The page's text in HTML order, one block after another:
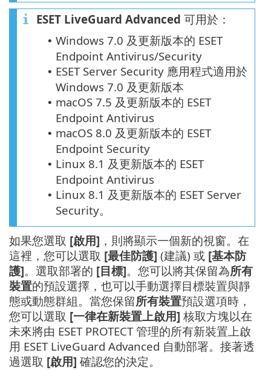
ESET LiveGuard Advanced 可用於：
• Windows 7.0 及更新版本的 ESET
Endpoint Antivirus/Security
• ESET Server Security 應用程式適用於
Windows 7.0 及更新版本
• macOS 7.5 及更新版本的 ESET
Endpoint Antivirus
• macOS 8.0 及更新版本的 ESET
Endpoint Security
• Linux 8.1 及更新版本的 ESET
Endpoint Antivirus
• Linux 8.1 及更新版本的 ESET Server
Security。
如果您選取 [啟用] ，則將顯示一個新的視窗。在
這裡，您可以選取 [最佳防護] (建議) 或 [基本防
護]。選取部署的 [目標]。您可以將其保留為所有
裝置的預設選擇，也可以手動選擇目標裝置與靜
態或動態群組。當您保留所有裝置預設選項時，
您可以選取 [一律在新裝置上啟用] 核取方塊以在
未來將由 ESET PROTECT 管理的所有新裝置上啟
用 ESET LiveGuard Advanced 自動部署。接著透
過選取 [啟用] 確認您的決定。